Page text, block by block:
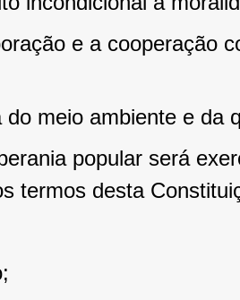
e a cooperação
do meio ambiente e da
popular será
termos desta